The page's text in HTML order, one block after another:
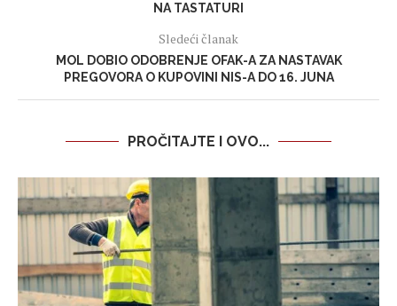
NA TASTATURI
Sledeći članak
MOL DOBIO ODOBRENJE OFAK-A ZA NASTAVAK
PREGOVORA O KUPOVINI NIS-A DO 16. JUNA
PROČITAJTE I OVO...